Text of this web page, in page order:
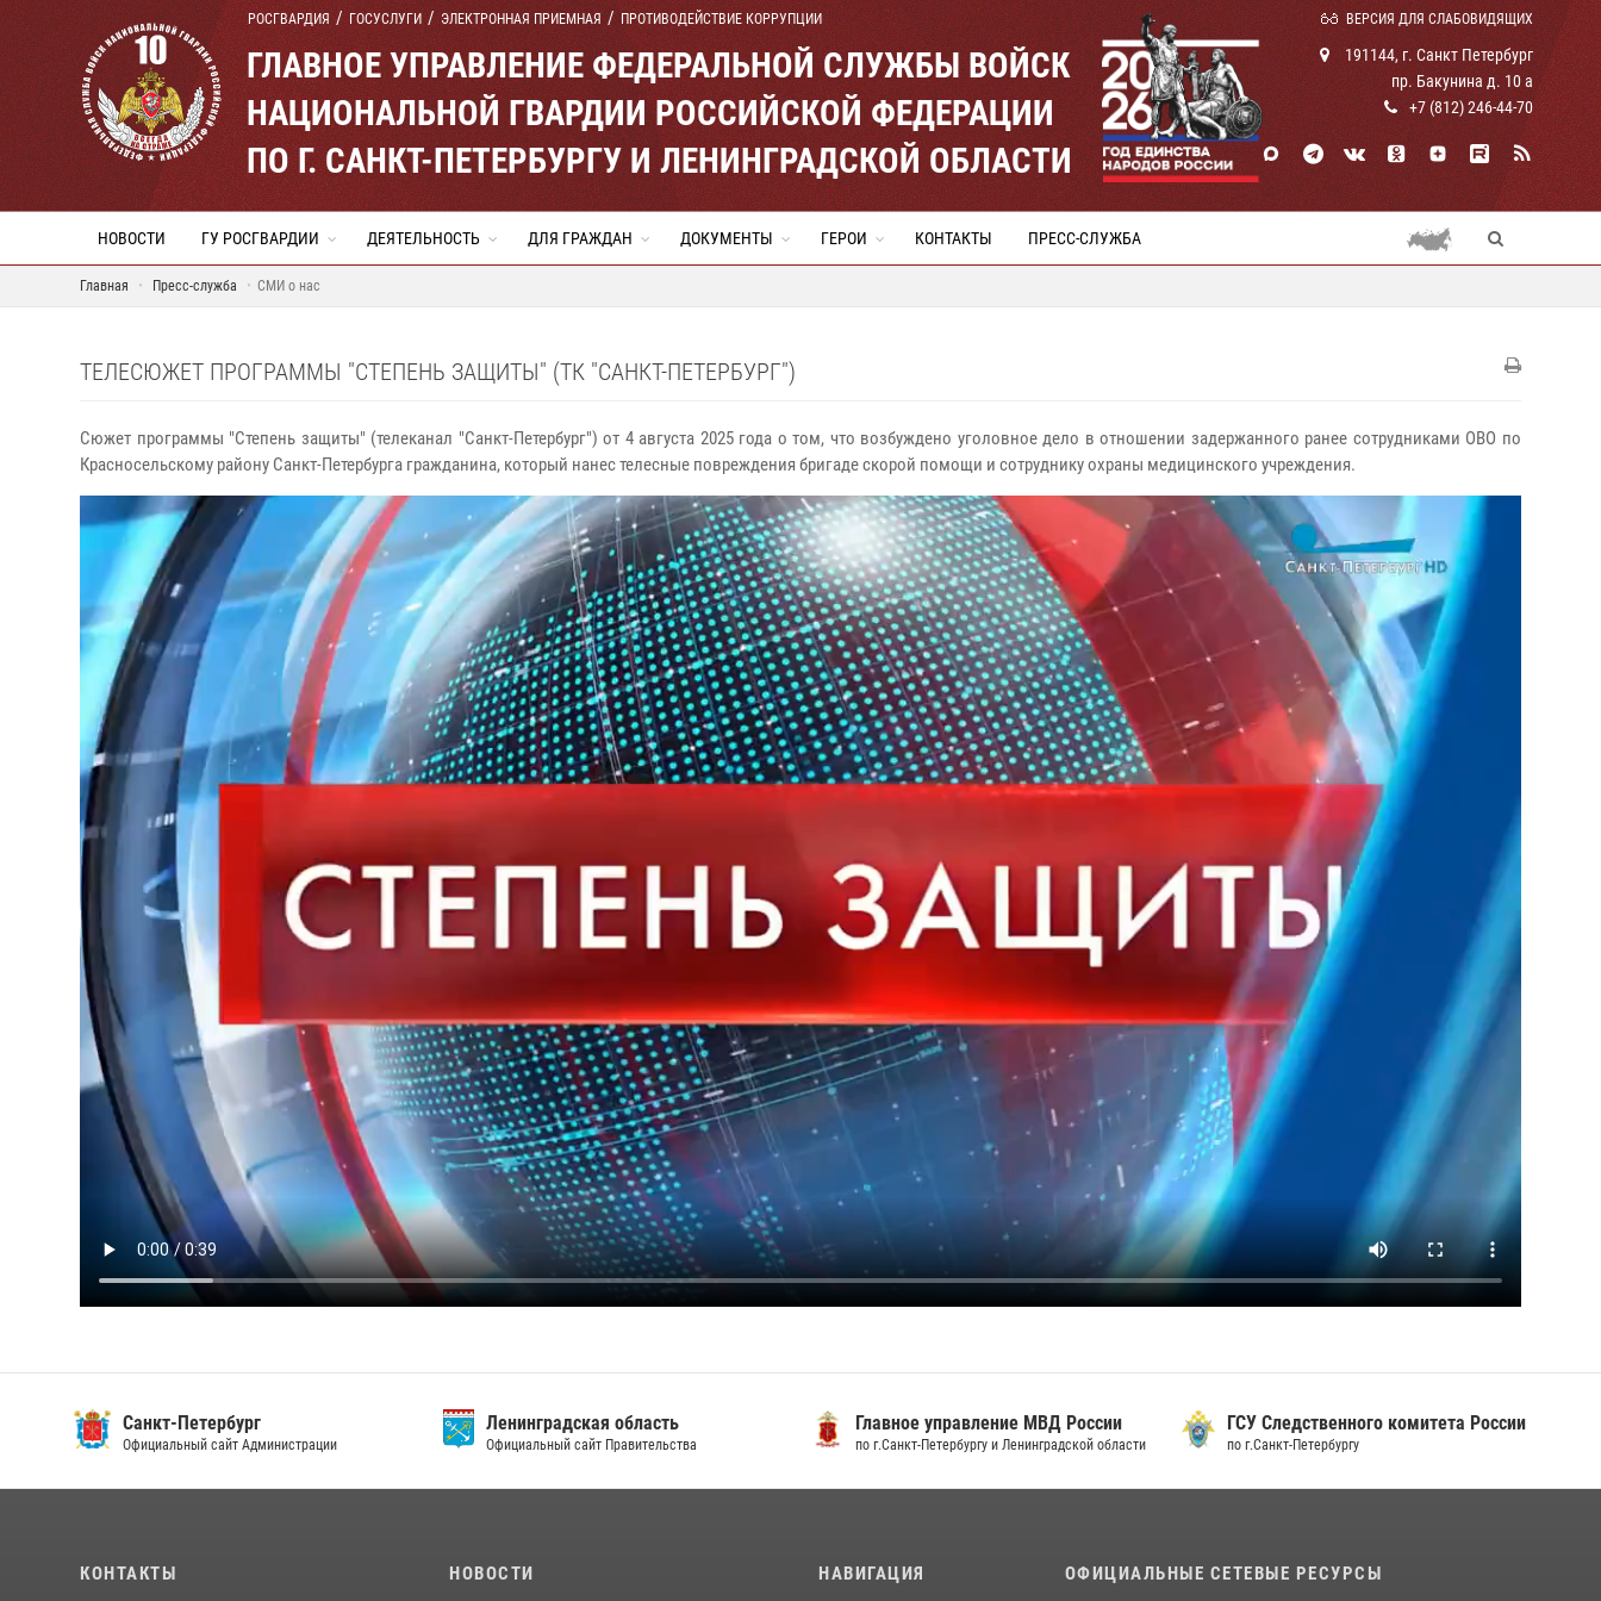
РОСГВАРДИЯ ГОСУСЛУГИ ЭЛЕКТРОННАЯ ПРИЕМНАЯ ПРОТИВОДЕЙСТВИЕ КОРРУПЦИИ ВЕРСИЯ ДЛЯ СЛАБОВИДЯЩИХ
ГЛАВНОЕ УПРАВЛЕНИЕ ФЕДЕРАЛЬНОЙ СЛУЖБЫ ВОЙСК
НАЦИОНАЛЬНОЙ ГВАРДИИ РОССИЙСКОЙ ФЕДЕРАЦИИ
ПО Г. САНКТ-ПЕТЕРБУРГУ И ЛЕНИНГРАДСКОЙ ОБЛАСТИ
191144, г. Санкт Петербург
пр. Бакунина д. 10 а
+7 (812) 246-44-70
НОВОСТИ ГУ РОСГВАРДИИ ДЕЯТЕЛЬНОСТЬ ДЛЯ ГРАЖДАН ДОКУМЕНТЫ ГЕРОИ КОНТАКТЫ ПРЕСС-СЛУЖБА
Главная Пресс-служба СМИ о нас
ТЕЛЕСЮЖЕТ ПРОГРАММЫ "СТЕПЕНЬ ЗАЩИТЫ" (ТК "САНКТ-ПЕТЕРБУРГ")
Сюжет программы "Степень защиты" (телеканал "Санкт-Петербург") от 4 августа 2025 года о том, что возбуждено уголовное дело в отношении задержанного ранее сотрудниками ОВО по
Красносельскому району Санкт-Петербурга гражданина, который нанес телесные повреждения бригаде скорой помощи и сотруднику охраны медицинского учреждения.
Санкт-Петербург
Официальный сайт Администрации
Ленинградская область
Официальный сайт Правительства
Главное управление МВД России
по г.Санкт-Петербургу и Ленинградской области
ГСУ Следственного комитета России
по г.Санкт-Петербургу
КОНТАКТЫ НОВОСТИ НАВИГАЦИЯ ОФИЦИАЛЬНЫЕ СЕТЕВЫЕ РЕСУРСЫ